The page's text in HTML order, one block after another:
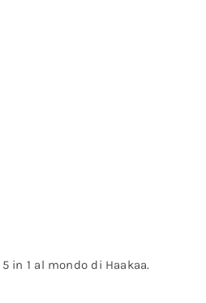
1 al mondo di Haakaa.